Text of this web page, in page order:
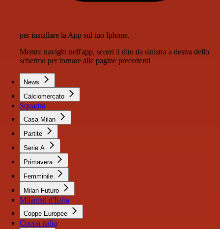
per installare la App sul tuo Iphone.
Mentre navighi nell'app, scorri il dito da sinistra a destra dello
schermo per tornare alle pagine precedenti
News
Calciomercato
Squadra
Casa Milan
Partite
Serie A
Primavera
Femminile
Milan Futuro
Milanisti d'Italia
Coppe Europee
Coppa italia